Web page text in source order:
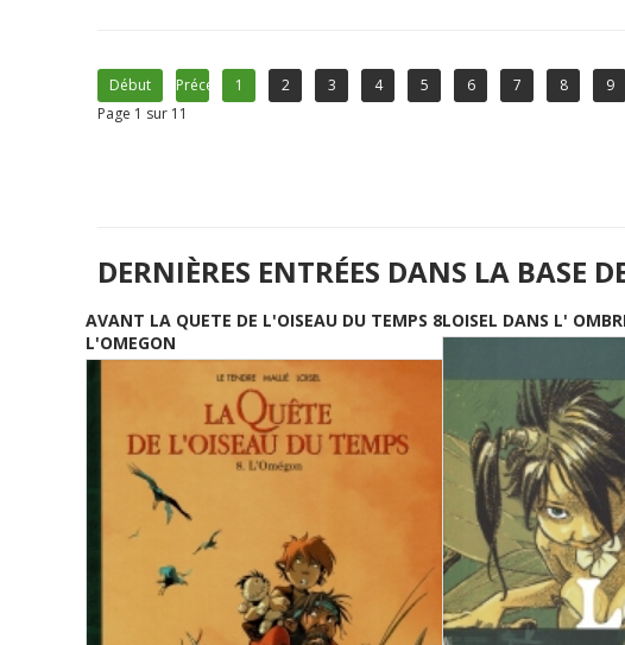
Début Précédent1 2 3 4 5 6 7 8 9
Page 1 sur 11
DERNIÈRES ENTRÉES DANS LA BASE
AVANT LA QUETE DE L'OISEAU DU TEMPS 8
L'OMEGON
LOISEL DANS L'